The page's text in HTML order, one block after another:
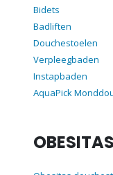
Bidets
Badliften
Douchestoelen
Verpleegbaden
Instapbaden
AquaPick
OBESITAS